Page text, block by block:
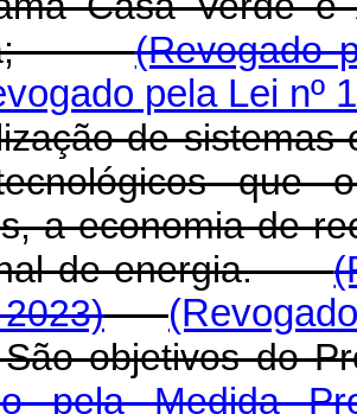
(Revogado
pela Lei nº
de sistemas
que
a economia de
de energia.
São objetivos do
pela Medida